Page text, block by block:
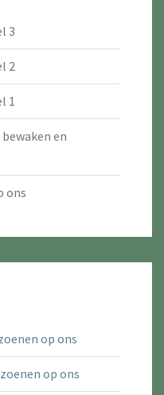
3
2
1
en
ons
op ons
op ons